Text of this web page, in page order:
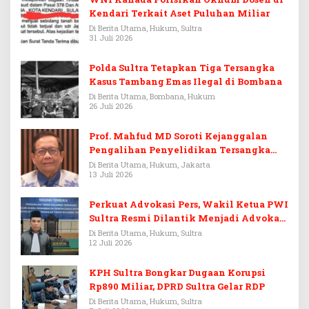
Kendari Terkait Aset Puluhan Miliar
Di Berita Utama, Hukum, Sultra
31 Juli 2026
Polda Sultra Tetapkan Tiga Tersangka
Kasus Tambang Emas Ilegal di Bombana
Di Berita Utama, Bombana, Hukum
26 Juli 2026
Prof. Mahfud MD Soroti Kejanggalan
Pengalihan Penyelidikan Tersangka
Febrie Adriansyah
Di Berita Utama, Hukum, Jakarta
13 Juli 2026
Perkuat Advokasi Pers, Wakil Ketua PWI
Sultra Resmi Dilantik Menjadi Advokat
PERADI
Di Berita Utama, Hukum, Sultra
12 Juli 2026
KPH Sultra Bongkar Dugaan Korupsi
Rp890 Miliar, DPRD Sultra Gelar RDP
Di Berita Utama, Hukum, Sultra